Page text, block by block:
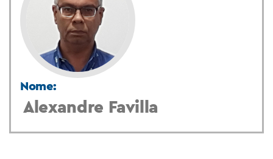
Nome:
Alexandre Favilla